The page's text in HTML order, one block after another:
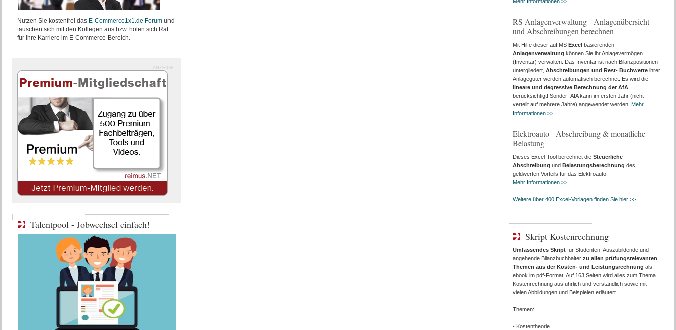
Nutzen Sie kostenfrei das E-Commerce1x1.de Forumund
tauschen sich mit den Kollegen aus bzw. holen sich Rat
für Ihre Karriere im E-Commerce-Bereich.
ANZEIGE
Talentpool - Jobwechsel einfach!
RS Anlagenverwaltung - Anlagenübersicht
und Abschreibungen berechnen
Mit Hilfe dieser auf MS Excelbasierenden
Anlagenverwaltung können Sie ihr Anlagevermögen
(Inventar) verwalten. Das Inventar ist nach Bilanzpositionen
untergliedert, Abschreibungen und Rest- Buchwerteihrer
Anlagegüter werden automatisch berechnet. Es wird die
lineare und degressive Berechnung der AfA
berücksichtigt! Sonder- AfA kann im ersten Jahr (nicht
verteilt auf mehrere Jahre) angewendet werden. Mehr
Informationen >>
Elektroauto - Abschreibung & monatliche
Belastung
Dieses Excel-Tool berechnet die Steuerliche
Abschreibung und Belastungsberechnung des
geldwerten Vorteils für das Elektroauto.
Mehr Informationen >>
Weitere über 400 Excel-Vorlagen finden Sie hier >>
Skript Kostenrechnung
Umfassendes Skript für Studenten, Auszubildende und
angehende Bilanzbuchhalter zu allen prüfungsrelevanten
Themen aus der Kosten- und Leistungsrechnung als
ebook im pdf-Format. Auf 163 Seiten wird alles zum Thema
Kostenrechnung ausführlich und verständlich sowie mit
vielen Abbildungen und Beispielen erläutert.
Themen:
- Kostentheorie